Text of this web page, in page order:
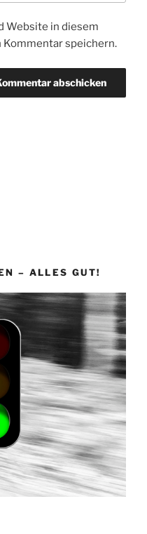
Website in diesem
speichern.
– ALLES GUT!